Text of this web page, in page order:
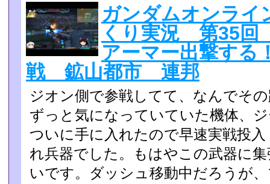
ガンダムオンラ
くり実況 第35回
アーマー出撃す
戦 鉱山都市 連邦
ジオン側で参戦してて、なんでそ
ずっと気になっていていた­機体、
ついに手に入れたので早速実戦投
れ兵器でした。もはやこの­武器に
いです。ダッシュ移動中だろうが